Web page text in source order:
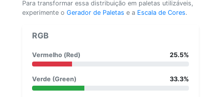
Para transformar essa distribuição em paletas utilizáveis,
experimente o Gerador de Paletas e a Escala de Cores.
RGB
Vermelho (Red) 25.5%
Verde (Green) 33.3%